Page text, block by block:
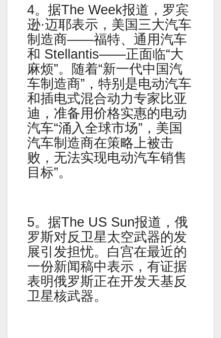
4。据The Week报道，罗宾
逊·迈耶表示，美国三大汽车
制造商——福特、通用汽车
和 Stellantis——正面临“大
麻烦”。随着“新一代中国汽
车制造商”，特别是电动汽车
和插电式混合动力专家比亚
迪，准备用价格实惠的电动
汽车“涌入全球市场”，美国
汽车制造商在策略上被击
败，无法实现电动汽车销售
目标”。
5。据The US Sun报道，俄
罗斯对反卫星太空武器的发
展引发担忧。白宫在最近的
一份新闻稿中表示，有证据
表明俄罗斯正在开发天基反
卫星核武器。